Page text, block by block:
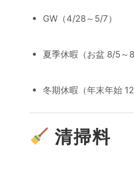
GW（4/28～5/7）
夏季休暇（お盆 8/5～
冬期休暇（年末年始
清掃料